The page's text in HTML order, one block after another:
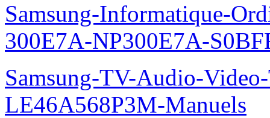
Samsung-Informatique-
300E7A-NP300E7A-
Samsung-TV-Audio-
LE46A568P3M-Manuels